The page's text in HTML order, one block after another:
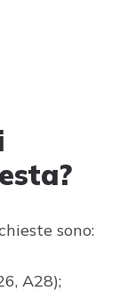
sono:
A28);